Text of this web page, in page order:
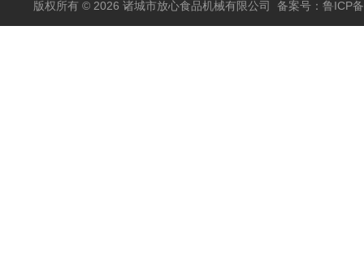
版权所有 © 2026 诸城市放心食品机械有限公司 备案号：鲁ICP